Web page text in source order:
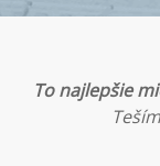
To najlepšie